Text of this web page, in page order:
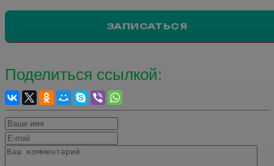
ЗАПИСАТЬСЯ
Поделиться ссылкой: